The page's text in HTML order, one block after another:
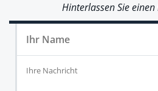
Hinterlassen Sie